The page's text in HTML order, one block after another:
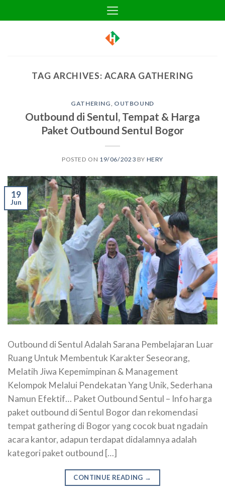
to
TAG ARCHIVES: ACARA GATHERING
GATHERING OUTBOUND
Outbound di Sentul, Tempat & Harga
Paket Outbound Sentul Bogor
POSTED ON 19/06/2023 BY HERY
19
Jun
Outbound di Sentul Adalah Sarana Pembelajaran Luar
Ruang Untuk Membentuk Karakter Seseorang,
Melatih Jiwa Kepemimpinan & Management
Kelompok Melalui Pendekatan Yang Unik, Sederhana
Namun Efektif… Paket Outbound Sentul – Info harga
paket outbound di Sentul Bogor dan rekomendasi
tempat gathering di Bogor yang cocok buat ngadain
acara kantor, adapun terdapat didalamnya adalah
kategori paket outbound […]
CONTINUE READING →